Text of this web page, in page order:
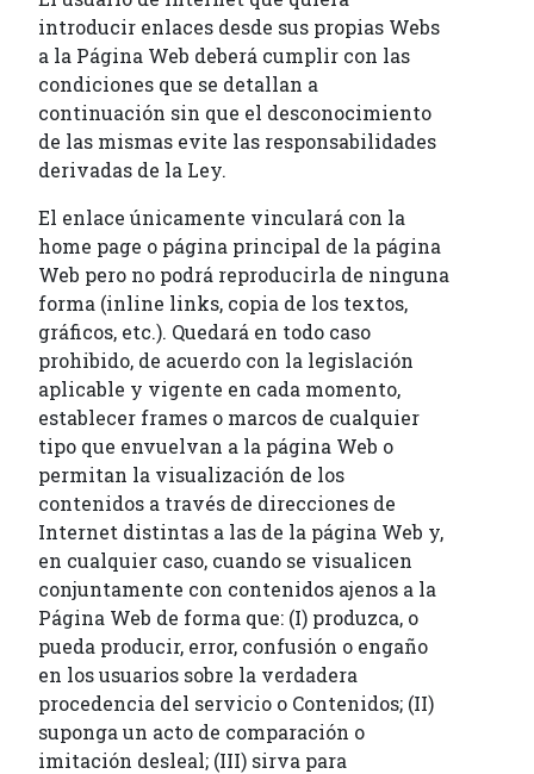
introducir enlaces desde sus propias Webs
a la Página Web deberá cumplir con las
condiciones que se detallan a
continuación sin que el desconocimiento
de las mismas evite las responsabilidades
derivadas de la Ley.
El enlace únicamente vinculará con la
home page o página principal de la página
Web pero no podrá reproducirla de ninguna
forma (inline links, copia de los textos,
gráficos, etc.). Quedará en todo caso
prohibido, de acuerdo con la legislación
aplicable y vigente en cada momento,
establecer frames o marcos de cualquier
tipo que envuelvan a la página Web o
permitan la visualización de los
contenidos a través de direcciones de
Internet distintas a las de la página Web y,
en cualquier caso, cuando se visualicen
conjuntamente con contenidos ajenos a la
Página Web de forma que: (I) produzca, o
pueda producir, error, confusión o engaño
en los usuarios sobre la verdadera
procedencia del servicio o Contenidos; (II)
suponga un acto de comparación o
imitación desleal; (III) sirva para